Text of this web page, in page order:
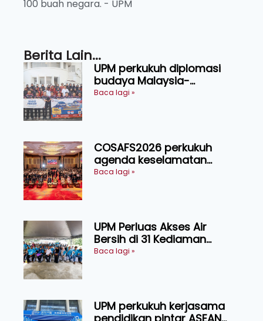
100 buah negara. - UPM
Berita Lain...
UPM perkukuh diplomasi
budaya Malaysia-
Indonesia melalui Narasi
Baca lagi »
COSAFS2026 perkukuh
agenda keselamatan
makanan, AgriHub pacu
Baca lagi »
UPM Perluas Akses Air
Bersih di 31 Kediaman
Orang Asli Tasik Chini
Baca lagi »
UPM perkukuh kerjasama